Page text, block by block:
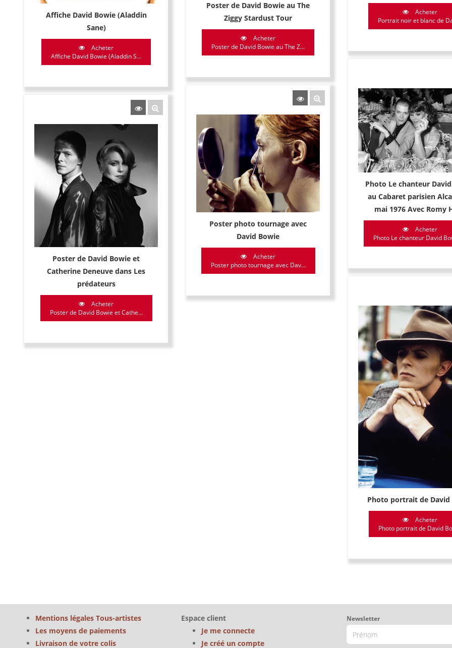
Affiche David Bowie (Aladdin
Sane)
Acheter
Affiche David Bowie (Aladdin S...
Poster de David Bowie au The
Ziggy Stardust Tour
Acheter
Poster de David Bowie au The Z...
Acheter
Portrait noir et blanc de
Photo Le chanteur
au Cabaret parisien
mai 1976 Avec Romy
Acheter
Photo Le chanteur David
Poster photo tournage avec
David Bowie
Acheter
Poster photo tournage avec Dav...
Poster de David Bowie et
Catherine Deneuve dans Les
prédateurs
Acheter
Poster de David Bowie et Cathe...
Photo portrait de David
Acheter
Photo portrait de David
Mentions légales Tous-artistes
Les moyens de paiements
Livraison de votre colis
Espace client
Je me connecte
Je créé un compte
Newsletter